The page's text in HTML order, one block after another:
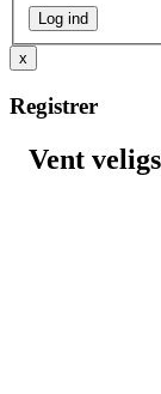
x
Registrer
Vent